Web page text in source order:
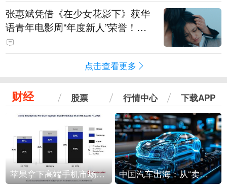
张惠斌凭借《在少女花影下》获华
语青年电影周“年度新人”荣誉！该
电影全程在广州取景，采用粤语对
白，主演均为广州本土演员
点击查看更多
财经 股票 行情中心 下载APP
苹果拿下高端手机市场65%的份额：iPhone 17系列功不可没 中国汽车出海：从“卖出去”到“走进去”